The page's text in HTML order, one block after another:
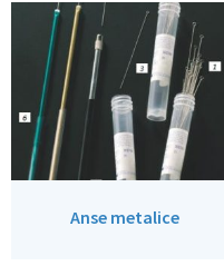
Anse metalice